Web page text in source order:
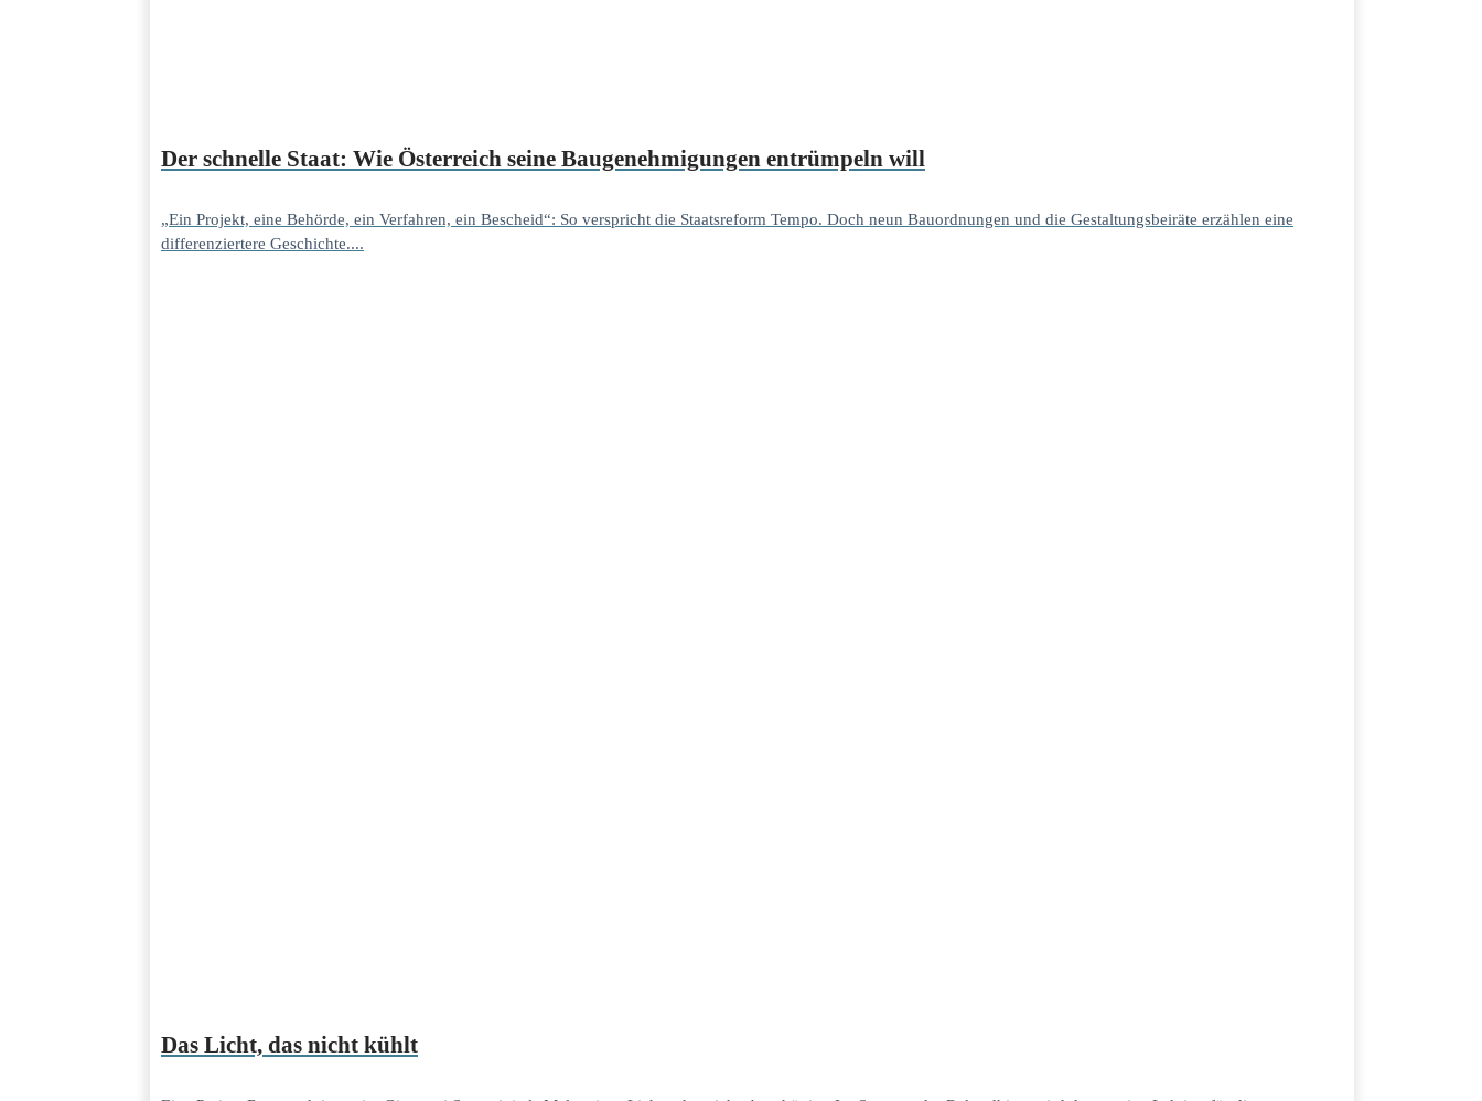
Der schnelle Staat: Wie Österreich seine Baugenehmigungen entrümpeln will
„Ein Projekt, eine Behörde, ein Verfahren, ein Bescheid“: So verspricht die Staatsreform Tempo. Doch neun Bauordnungen und die Gestaltungsbeiräte erzählen eine
differenziertere Geschichte....
Das Licht, das nicht kühlt